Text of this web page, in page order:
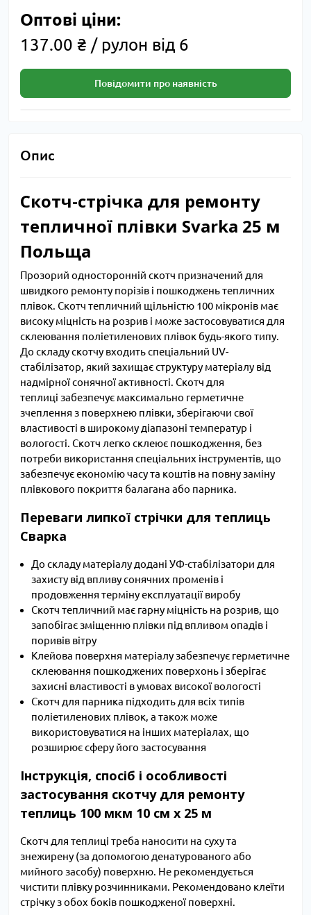
Оптові ціни:
137.00 ₴ / рулон від 6
Повідомити про наявність
Опис
Скотч-стрічка для ремонту
тепличної плівки Svarka 25 м
Польща
Прозорий односторонній скотч призначений для
швидкого ремонту порізів і пошкоджень тепличних
плівок. Скотч тепличний щільністю 100 мікронів має
високу міцність на розрив і може застосовуватися для
склеювання поліетиленових плівок будь-якого типу.
До складу скотчу входить спеціальний UV-
стабілізатор, який захищає структуру матеріалу від
надмірної сонячної активності. Скотч для
теплиці забезпечує максимально герметичне
зчеплення з поверхнею плівки, зберігаючи свої
властивості в широкому діапазоні температур і
вологості. Скотч легко склеює пошкодження, без
потреби використання спеціальних інструментів, що
забезпечує економію часу та коштів на повну заміну
плівкового покриття балагана або парника.
Переваги липкої стрічки для теплиць
Сварка
До складу матеріалу додані УФ-стабілізатори для
захисту від впливу сонячних променів і
продовження терміну експлуатації виробу
Скотч тепличний має гарну міцність на розрив, що
запобігає зміщенню плівки під впливом опадів і
поривів вітру
Клейова поверхня матеріалу забезпечує герметичне
склеювання пошкоджених поверхонь і зберігає
захисні властивості в умовах високої вологості
Скотч для парника підходить для всіх типів
поліетиленових плівок, а також може
використовуватися на інших матеріалах, що
розширює сферу його застосування
Інструкція, спосіб і особливості
застосування скотчу для ремонту
теплиць 100 мкм 10 см х 25 м
Скотч для теплиці треба наносити на суху та
знежирену (за допомогою денатурованого або
мийного засобу) поверхню. Не рекомендується
чистити плівку розчинниками. Рекомендовано клеїти
стрічку з обох боків пошкодженої поверхні.